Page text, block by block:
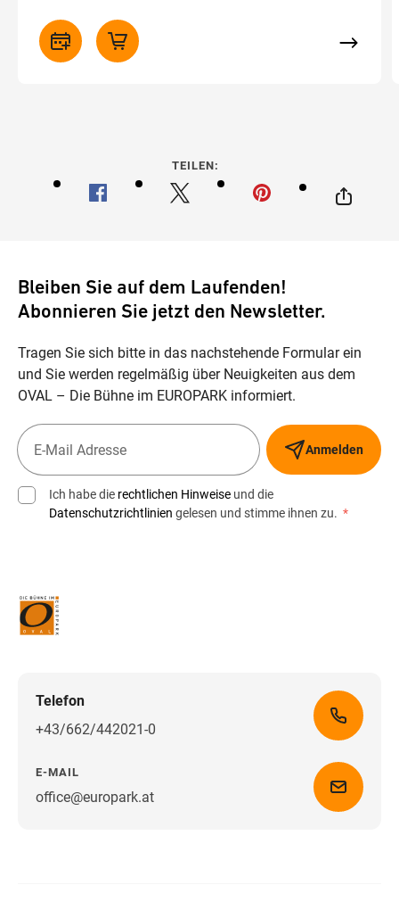
TEILEN:
Bleiben Sie auf dem Laufenden!
Abonnieren Sie jetzt den Newsletter.
Tragen Sie sich bitte in das nachstehende Formular ein
und Sie werden regelmäßig über Neuigkeiten aus dem
OVAL – Die Bühne im EUROPARK informiert.
Anmelden
Ich habe die rechtlichen Hinweise und die
Datenschutzrichtlinien gelesen und stimme ihnen zu. *
Telefon
+43/662/442021-0
E-MAIL
office@europark.atWegbeschreibung erhalten